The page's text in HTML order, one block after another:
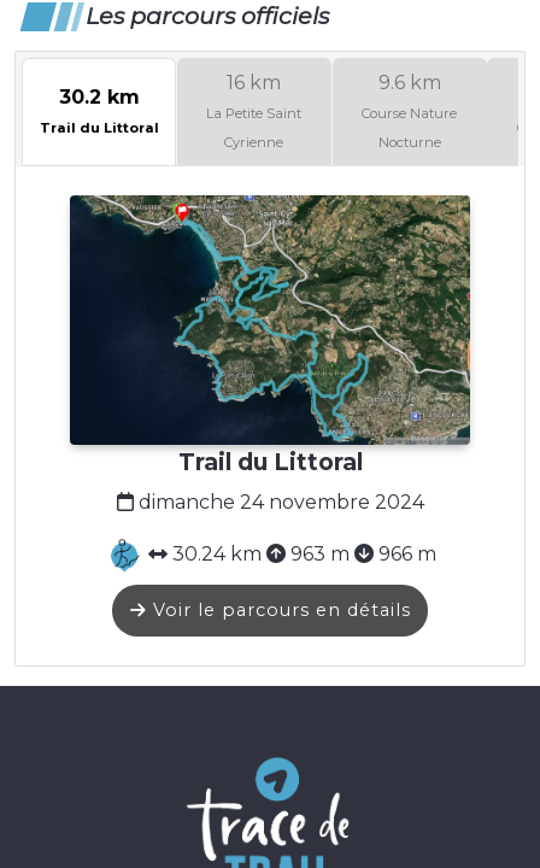
Les parcours officiels
30.2 km
Trail du Littoral
16 km
La Petite Saint
Cyrienne
9.6 km
Course Nature
Nocturne
Trail du Littoral
dimanche 24 novembre 2024
30.24 km 963 m 966 m
Voir le parcours en détails